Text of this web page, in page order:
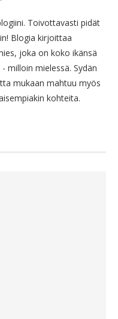
Toivottavasti pidät
Blogia kirjoittaa
joka on koko ikänsä
milloin mielessä. Sydän
mukaan mahtuu myös
kohteita.